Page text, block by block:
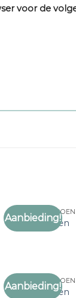
voor de
Aanbieding!
SJAAL OLIJFGROEN
sjaal olijfgroen
Aanbieding!
SJAAL OLIJFGROEN
sjaal olijfgroen